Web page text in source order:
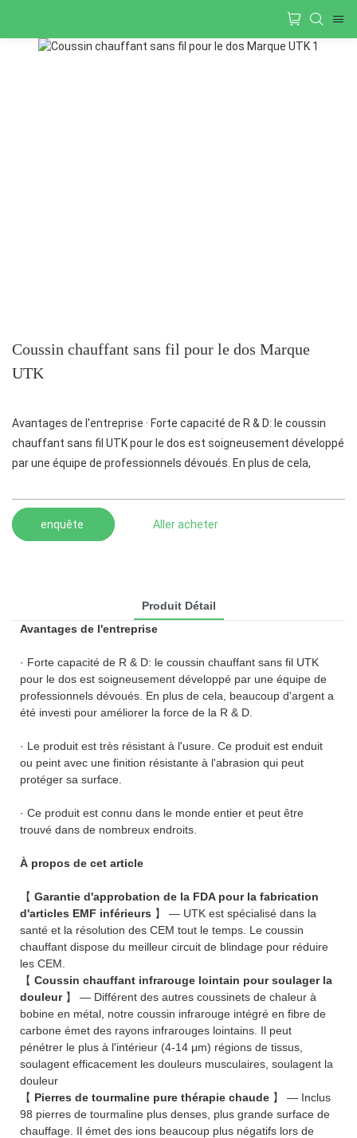
Coussin chauffant sans fil pour le dos Marque
UTK
Avantages de l'entreprise · Forte capacité de R & D: le coussin
chauffant sans fil UTK pour le dos est soigneusement développé
par une équipe de professionnels dévoués. En plus de cela,
enquête Aller acheter
Produit Détail
Avantages de l'entreprise
· Forte capacité de R & D: le coussin chauffant sans fil UTK
pour le dos est soigneusement développé par une équipe de
professionnels dévoués. En plus de cela, beaucoup d'argent a
été investi pour améliorer la force de la R & D.
· Le produit est très résistant à l'usure. Ce produit est enduit
ou peint avec une finition résistante à l'abrasion qui peut
protéger sa surface.
· Ce produit est connu dans le monde entier et peut être
trouvé dans de nombreux endroits.
À propos de cet article
【 Garantie d'approbation de la FDA pour la fabrication
d'articles EMF inférieurs 】 — UTK est spécialisé dans la
santé et la résolution des CEM tout le temps. Le coussin
chauffant dispose du meilleur circuit de blindage pour réduire
les CEM.
【 Coussin chauffant infrarouge lointain pour soulager la
douleur 】 — Différent des autres coussinets de chaleur à
bobine en métal, notre coussin infrarouge intégré en fibre de
carbone émet des rayons infrarouges lointains. Il peut
pénétrer le plus à l'intérieur (4-14 μm) régions de tissus,
soulagent efficacement les douleurs musculaires, soulagent la
douleur
【 Pierres de tourmaline pure thérapie chaude 】 — Inclus
98 pierres de tourmaline plus denses, plus grande surface de
chauffage. Il émet des ions beaucoup plus négatifs lors de